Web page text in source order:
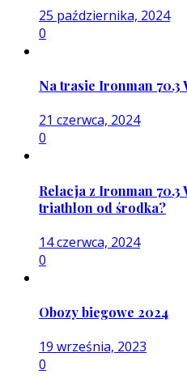
25 października, 2024
0
Na trasie Ironman 70.3
21 czerwca, 2024
0
Relacja z Ironman 70.3
triathlon od środka?
14 czerwca, 2024
0
Obozy biegowe 2024
19 września, 2023
0